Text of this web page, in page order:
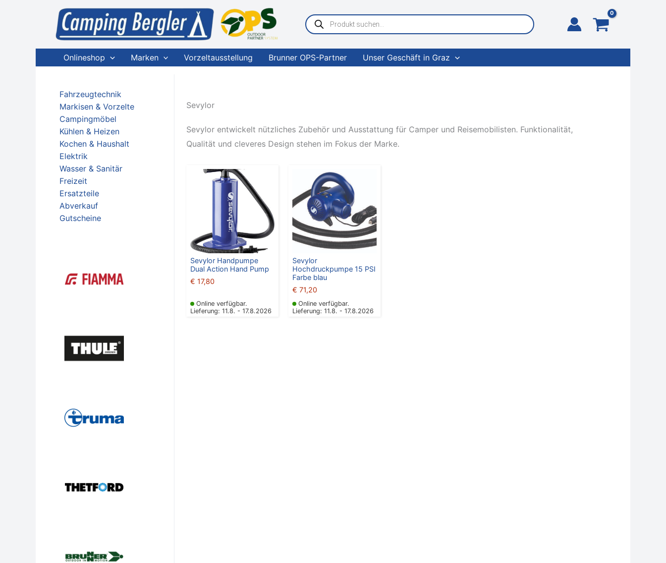
Products
search
Onlineshop Marken Vorzeltausstellung Brunner OPS-Partner Unser Geschäft in Graz
Fahrzeugtechnik
Markisen & Vorzelte
Campingmöbel
Kühlen & Heizen
Kochen & Haushalt
Elektrik
Wasser & Sanitär
Freizeit
Ersatzteile
Abverkauf
Gutscheine
Sevylor
Sevylor entwickelt nützliches Zubehör und Ausstattung für Camper und Reisemobilisten. Funktionalität,
Qualität und cleveres Design stehen im Fokus der Marke.
Sevylor Handpumpe
Dual Action Hand Pump
€ 17,80
Online verfügbar.
Lieferung: 11.8. - 17.8.2026
Sevylor
Hochdruckpumpe 15 PSI
Farbe blau
€ 71,20
Online verfügbar.
Lieferung: 11.8. - 17.8.2026